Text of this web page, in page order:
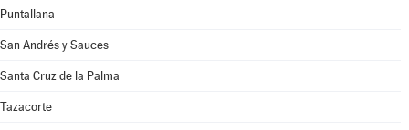
Puntallana
San Andrés y Sauces
Santa Cruz de la Palma
Tazacorte